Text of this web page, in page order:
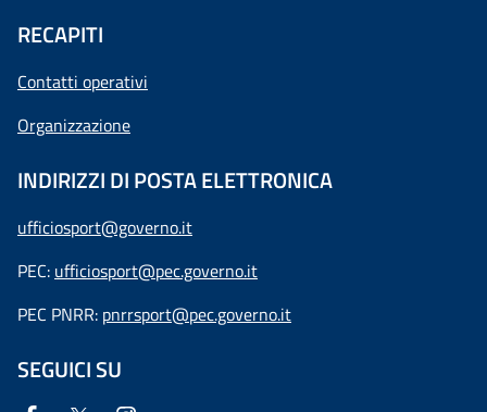
RECAPITI
Contatti operativi
Organizzazione
INDIRIZZI DI POSTA ELETTRONICA
ufficiosport@governo.it
PEC: ufficiosport@pec.governo.it
PEC PNRR: pnrrsport@pec.governo.it
SEGUICI SU